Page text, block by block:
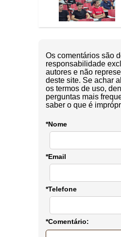
Os comentários são
responsabilidade
autores e não
deste site. Se achar
os termos de uso,
perguntas mais
saber o que é
*Nome
*Email
*Telefone
*Comentário: